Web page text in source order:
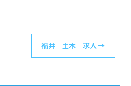
福井 土木 求人 →